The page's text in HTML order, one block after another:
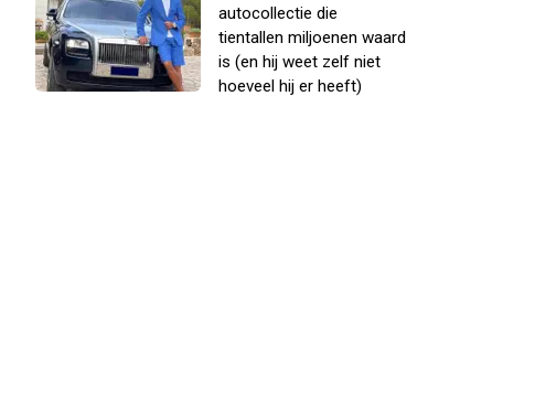
autocollectie die
tientallen miljoenen waard
is (en hij weet zelf niet
hoeveel hij er heeft)